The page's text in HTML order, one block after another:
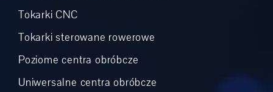
Tokarki CNC
Tokarki sterowane rowerowe
Poziome centra obróbcze
Uniwersalne centra obróbcze